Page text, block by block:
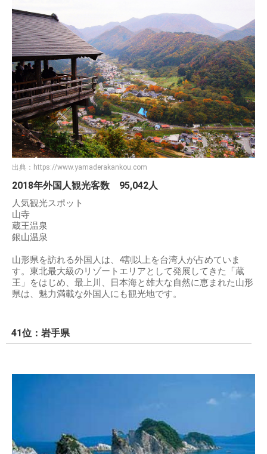
出典： https://www.yamaderakankou.com
2018年外国人観光客数 95,042人
人気観光スポット
山寺
蔵王温泉
銀山温泉
山形県を訪れる外国人は、4割以上を台湾人が占めていま
す。東北最大級のリゾートエリアとして発展してきた「蔵
王」をはじめ、最上川、日本海と雄大な自然に恵まれた山形
県は、魅力満載な外国人にも観光地です。
41位：岩手県